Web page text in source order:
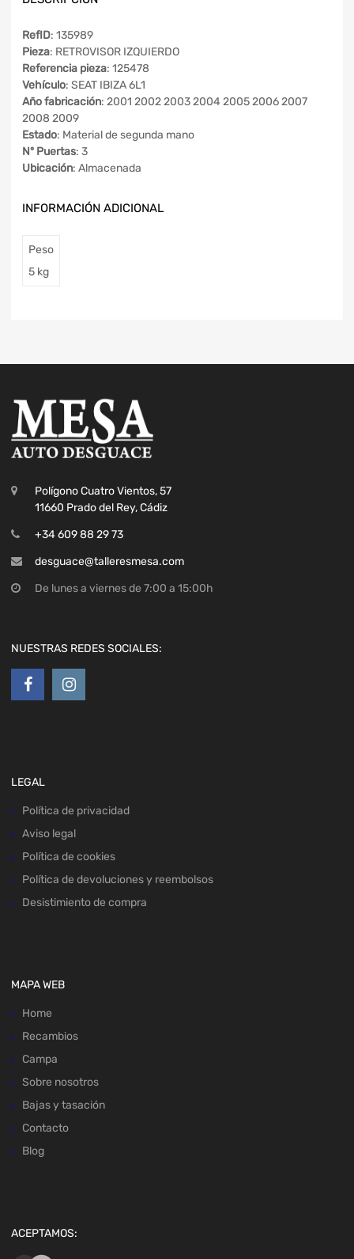
RefID: 135989
Pieza: RETROVISOR IZQUIERDO
Referencia pieza: 125478
Vehículo: SEAT IBIZA 6L1
Año fabricación: 2001 2002 2003 2004 2005 2006 2007
2008 2009
Estado: Material de segunda mano
Nº Puertas: 3
Ubicación: Almacenada
INFORMACIÓN ADICIONAL
Peso
5 kg
Polígono Cuatro Vientos, 57
11660 Prado del Rey, Cádiz
+34 609 88 29 73
desguace@talleresmesa.com
De lunes a viernes de 7:00 a 15:00h
NUESTRAS REDES SOCIALES:
LEGAL
Política de privacidad
Aviso legal
Política de cookies
Política de devoluciones y reembolsos
Desistimiento de compra
MAPA WEB
Home
Recambios
Campa
Sobre nosotros
Bajas y tasación
Contacto
Blog
ACEPTAMOS: